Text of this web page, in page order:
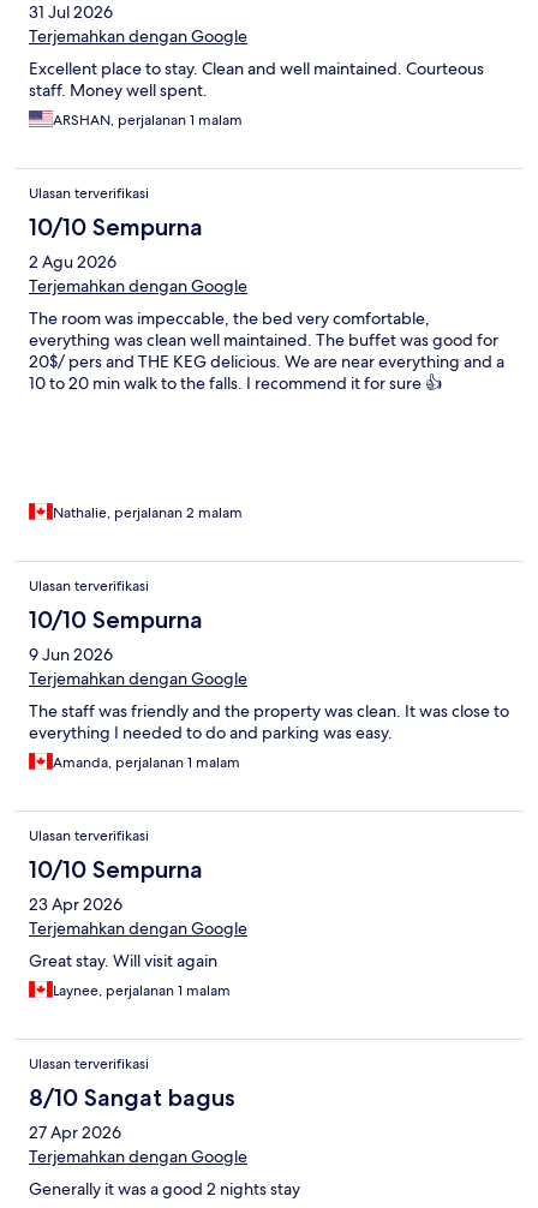
31 Jul 2026
Terjemahkan dengan Google
Excellent place to stay. Clean and well maintained. Courteous
staff. Money well spent.
ARSHAN, perjalanan 1 malam
Ulasan terverifikasi
10/10 Sempurna
2 Agu 2026
Terjemahkan dengan Google
The room was impeccable, the bed very comfortable,
everything was clean well maintained. The buffet was good for
20$/ pers and THE KEG delicious. We are near everything and a
10 to 20 min walk to the falls. I recommend it for sure 👍
Nathalie, perjalanan 2 malam
Ulasan terverifikasi
10/10 Sempurna
9 Jun 2026
Terjemahkan dengan Google
The staff was friendly and the property was clean. It was close to
everything I needed to do and parking was easy.
Amanda, perjalanan 1 malam
Ulasan terverifikasi
10/10 Sempurna
23 Apr 2026
Terjemahkan dengan Google
Great stay. Will visit again
Laynee, perjalanan 1 malam
Ulasan terverifikasi
8/10 Sangat bagus
27 Apr 2026
Terjemahkan dengan Google
Generally it was a good 2 nights stay